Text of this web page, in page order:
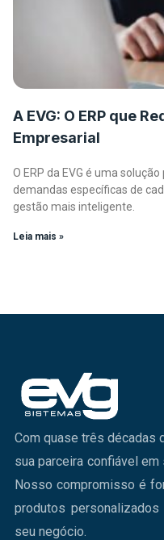
A EVG: O ERP que
Empresarial
O ERP da EVG é uma
demandas específicas de
gestão mais inteligente.
Leia mais »
Com quase três décadas
sua parceira confiável
Nosso compromisso é
produtos
seu negócio.